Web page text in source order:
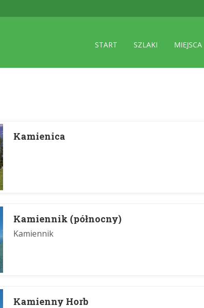
START SZLAKI
MIEJSCA
Kamienica
Kamiennik (północny)
Kamiennik
Kamienny Horb